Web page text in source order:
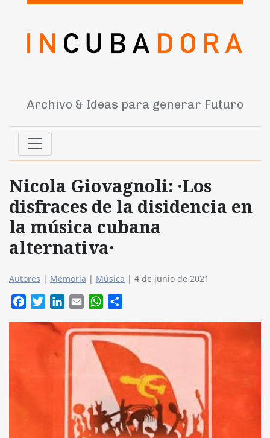
Archivo & Ideas para generar Futuro
Nicola Giovagnoli: ·Los
disfraces de la disidencia en
la música cubana
alternativa·
Autores | Memoria | Música | 4 de junio de 2021
FacebookTwitterLinkedIn
Email WhatsApp